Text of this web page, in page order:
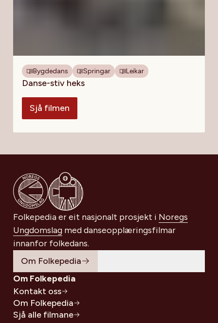
Bygdedans Springar Leikar
Danse-stiv heks
Sjå filmen
Gå til Noregs Ungdomslag
Folkepedia er eit nasjonalt prosjekt i Noregs
Ungdomslag med danseopplæringsfilmar
innanfor folkedans.
Om Folkepedia
Om Folkepedia
Kontakt oss
Om Folkepedia
Sjå alle filmane